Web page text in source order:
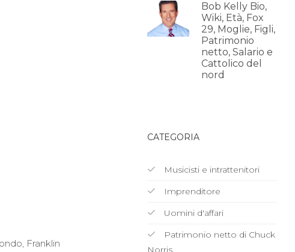
Franklin
Bob Kelly Bio,
Wiki, Età, Fox
29, Moglie, Figli,
Patrimonio
netto, Salario e
Cattolico del
nord
CATEGORIA
Musicisti e intrattenitori
Imprenditore
Uomini d'affari
Patrimonio netto di Chuck
Norris